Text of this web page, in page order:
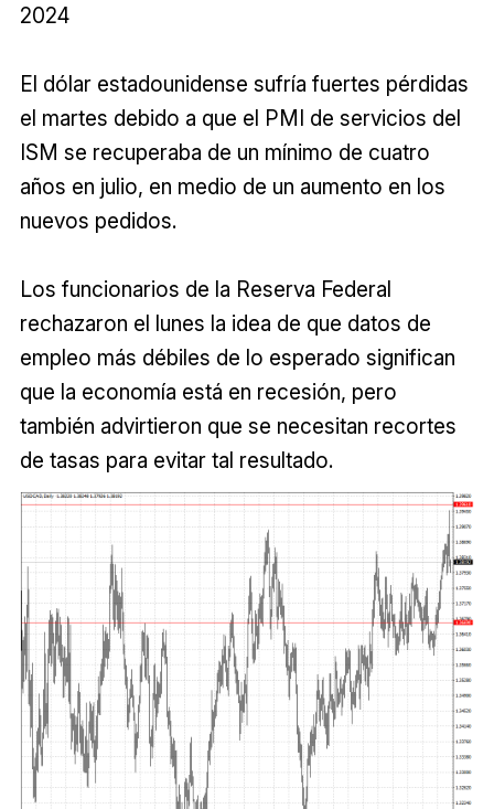
2024
El dólar estadounidense sufría fuertes pérdidas
el martes debido a que el PMI de servicios del
ISM se recuperaba de un mínimo de cuatro
años en julio, en medio de un aumento en los
nuevos pedidos.
Los funcionarios de la Reserva Federal
rechazaron el lunes la idea de que datos de
empleo más débiles de lo esperado significan
que la economía está en recesión, pero
también advirtieron que se necesitan recortes
de tasas para evitar tal resultado.